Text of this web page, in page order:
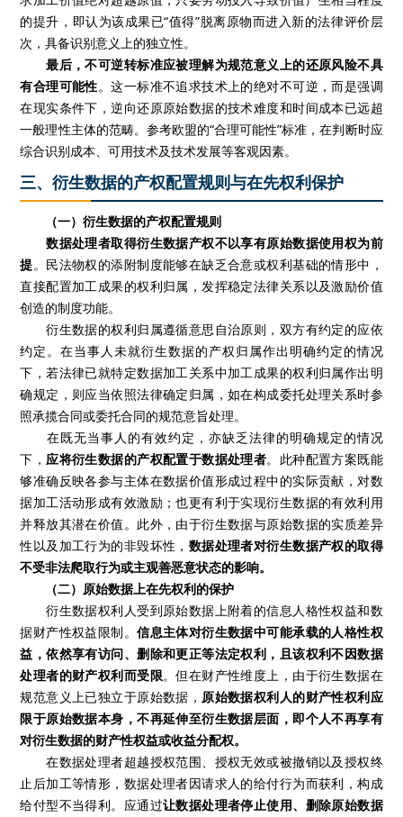
的提升，即认为该成果已“值得”脱离原物而进入新的法律评价层
次，具备识别意义上的独立性。
最后，不可逆转标准应被理解为规范意义上的还原风险不具
有合理可能性。这一标准不追求技术上的绝对不可逆，而是强调
在现实条件下，逆向还原原始数据的技术难度和时间成本已远超
一般理性主体的范畴。参考欧盟的“合理可能性”标准，在判断时应
综合识别成本、可用技术及技术发展等客观因素。
三、衍生数据的产权配置规则与在先权利保护
（一）衍生数据的产权配置规则
数据处理者取得衍生数据产权不以享有原始数据使用权为前
提。民法物权的添附制度能够在缺乏合意或权利基础的情形中，
直接配置加工成果的权利归属，发挥稳定法律关系以及激励价值
创造的制度功能。
衍生数据的权利归属遵循意思自治原则，双方有约定的应依
约定。在当事人未就衍生数据的产权归属作出明确约定的情况
下，若法律已就特定数据加工关系中加工成果的权利归属作出明
确规定，则应当依照法律确定归属，如在构成委托处理关系时参
照承揽合同或委托合同的规范意旨处理。
在既无当事人的有效约定，亦缺乏法律的明确规定的情况
下，应将衍生数据的产权配置于数据处理者。此种配置方案既能
够准确反映各参与主体在数据价值形成过程中的实际贡献，对数
据加工活动形成有效激励；也更有利于实现衍生数据的有效利用
并释放其潜在价值。此外，由于衍生数据与原始数据的实质差异
性以及加工行为的非毁坏性， 数据处理者对衍生数据产权的取得
不受非法爬取行为或主观善恶意状态的影响。
（二）原始数据上在先权利的保护
衍生数据权利人受到原始数据上附着的信息人格性权益和数
据财产性权益限制。信息主体对衍生数据中可能承载的人格性权
益，依然享有访问、删除和更正等法定权利，且该权利不因数据
处理者的财产权利而受限。但在财产性维度上，由于衍生数据在
规范意义上已独立于原始数据， 原始数据权利人的财产性权利应
限于原始数据本身，不再延伸至衍生数据层面，即个人不再享有
对衍生数据的财产性权益或收益分配权。
在数据处理者超越授权范围、授权无效或被撤销以及授权终
止后加工等情形，数据处理者因请求人的给付行为而获利，构成
给付型不当得利。应通过让数据处理者停止使用、删除原始数据